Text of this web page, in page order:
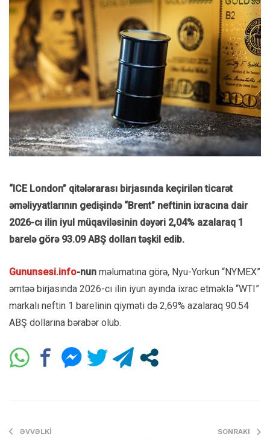
“ICE London” qitələrarası birjasında keçirilən ticarət
əməliyyatlarının gedişində “Brent” neftinin ixracına dair
2026-cı ilin iyul müqaviləsinin dəyəri 2,04% azalaraq 1
barelə görə 93.09 ABŞ dolları təşkil edib.
Gununsesi.info-nun məlumatına görə, Nyu-Yorkun “NYMEX”
əmtəə birjasında 2026-cı ilin iyun ayında ixrac etməklə “WTI”
markalı neftin 1 barelinin qiyməti də 2,69% azalaraq 90.54
ABŞ dollarına bərabər olub.
ƏVVƏLKI SONRAKI